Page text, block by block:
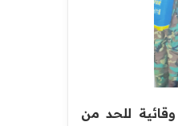
للحد من